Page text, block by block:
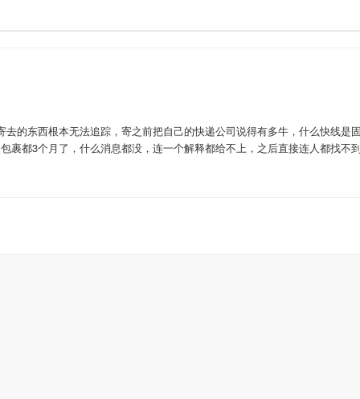
去的东西根本无法追踪，寄之前把自己的快递公司说得有多牛，什么快线是
裹都3个月了，什么消息都没，连一个解释都给不上，之后直接连人都找不